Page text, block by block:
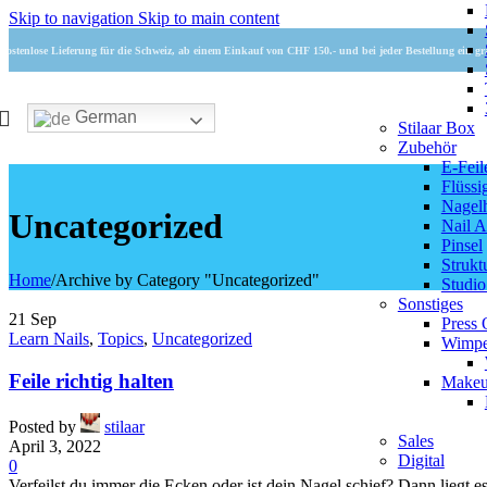
Skip to navigation Skip to main content
Lieferung für die Schweiz, ab einem Einkauf von CHF 150.- und bei jeder Bestellung ein
German
Stilaar Box
Zubehör
E-
Nail
Pinsel
Sonstiges
Press
Sales
Digital
Uncategorized
Home/Archive by Category "Uncategorized"
21 Sep
Learn Nails, Topics, Uncategorized
Feile richtig halten
Posted by
stilaar
April 3, 2022
0